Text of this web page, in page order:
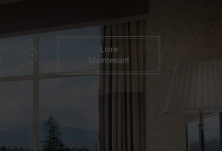
familiaux Kerry | 4* Parknasilla Resort
Livre
Maintenant